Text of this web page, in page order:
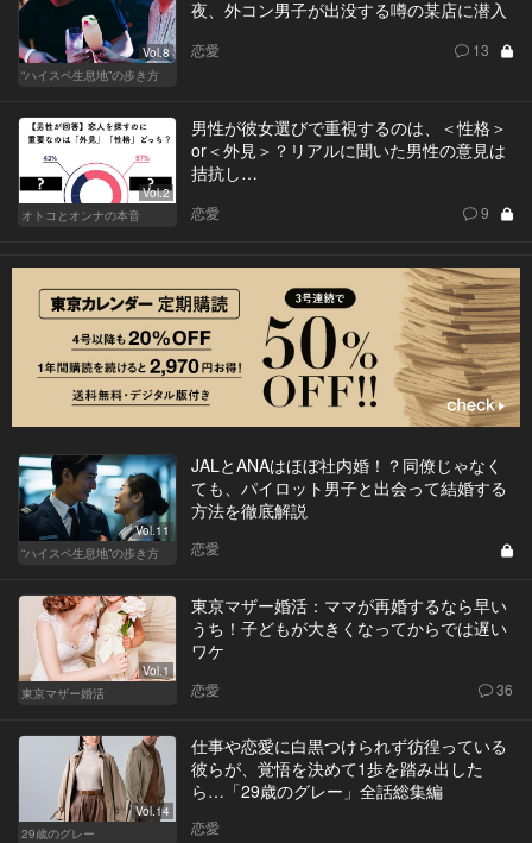
Vol.8
“ハイスペ生息地”の歩き方
夜、外コン男子が出没する噂の某店に潜入
恋愛 13
Vol.2
オトコとオンナの本音
男性が彼女選びで重視するのは、＜性格＞
or＜外見＞？リアルに聞いた男性の意見は
拮抗し…
恋愛 9
Vol.11
“ハイスペ生息地”の歩き方
JALとANAはほぼ社内婚！？同僚じゃなく
ても、パイロット男子と出会って結婚する
方法を徹底解説
恋愛
Vol.1
東京マザー婚活
東京マザー婚活：ママが再婚するなら早い
うち！子どもが大きくなってからでは遅い
ワケ
恋愛 36
Vol.14
29歳のグレー
仕事や恋愛に白黒つけられず彷徨っている
彼らが、覚悟を決めて1歩を踏み出した
ら…「29歳のグレー」全話総集編
恋愛